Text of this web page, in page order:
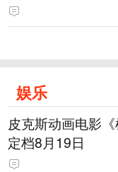
娱乐
皮克斯动画电影《
定档8月19日